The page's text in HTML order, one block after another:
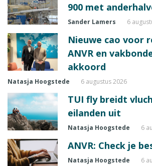
900 met
Sander Lamers 6
Nieuwe cao voor
ANVR en
akkoord
Natasja Hoogstede 6 augustus 2026
TUI fly breidt
eilanden uit
Natasja Hoogstede 6
ANVR: Check je
Natasja Hoogstede 6